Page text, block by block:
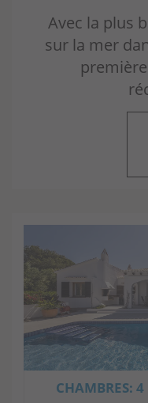
Avec la plus
sur la mer
CHAMBRES: 4